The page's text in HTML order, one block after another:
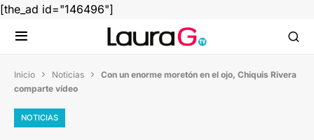
[the_ad id="146496"]
Inicio  Noticias  Con un enorme moretón en el ojo, Chiquis Rivera
comparte vídeo
NOTICIAS